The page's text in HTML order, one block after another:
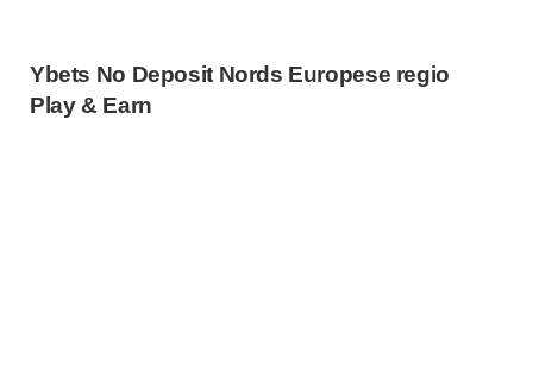
Ybets No Deposit Nords Europese regio
Play & Earn